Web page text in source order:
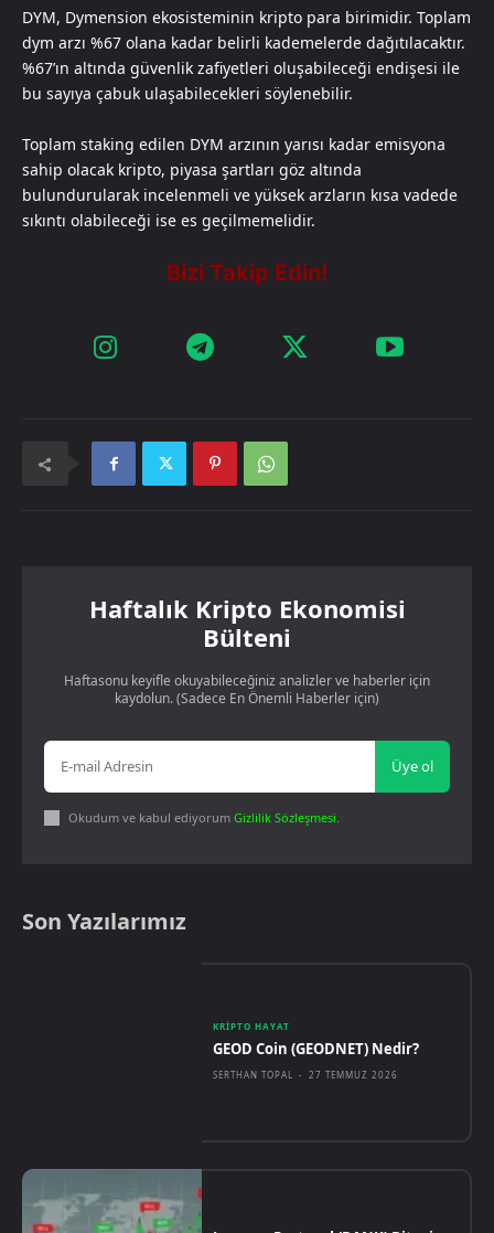
DYM, Dymension ekosisteminin kripto para birimidir. Toplam
dym arzı %67 olana kadar belirli kademelerde dağıtılacaktır.
%67’ın altında güvenlik zafiyetleri oluşabileceği endişesi ile
bu sayıya çabuk ulaşabilecekleri söylenebilir.
Toplam staking edilen DYM arzının yarısı kadar emisyona
sahip olacak kripto, piyasa şartları göz altında
bulundurularak incelenmeli ve yüksek arzların kısa vadede
sıkıntı olabileceği ise es geçilmemelidir.
Haftalık Kripto Ekonomisi
Bülteni
Haftasonu keyifle okuyabileceğiniz analizler ve haberler için
kaydolun. (Sadece En Önemli Haberler için)
Üye ol
Okudum ve kabul ediyorum Gizlilik Sözleşmesi.
Son Yazılarımız
KRIPTO HAYAT
GEOD Coin (GEODNET) Nedir?
SERTHAN TOPAL - 27 TEMMUZ 2026